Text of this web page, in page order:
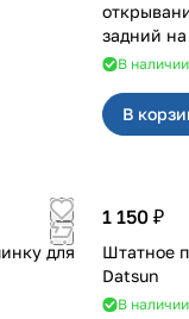
В наличии
В
для
1 150 ₽
Штатное
Datsun
В наличии